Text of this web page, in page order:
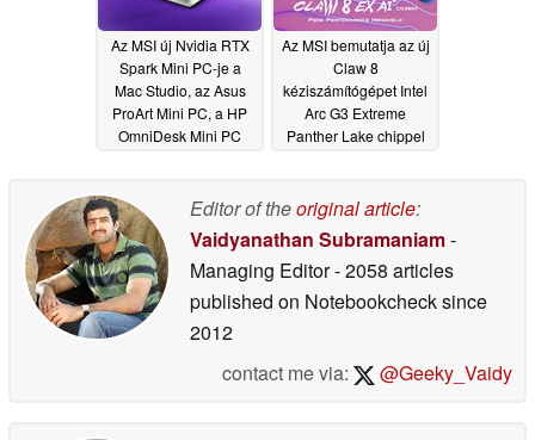
Az MSI új Nvidia RTX
Spark Mini PC-je a
Mac Studio, az Asus
ProArt Mini PC, a HP
OmniDesk Mini PC
Az MSI bemutatja az új
Claw 8
kéziszámítógépet Intel
Arc G3 Extreme
Panther Lake chippel
Editor of theoriginal article:
Vaidyanathan Subramaniam-
Managing Editor- 2058 articles
published on Notebookchecksince
2012
contact me via:
@Geeky_Vaidy